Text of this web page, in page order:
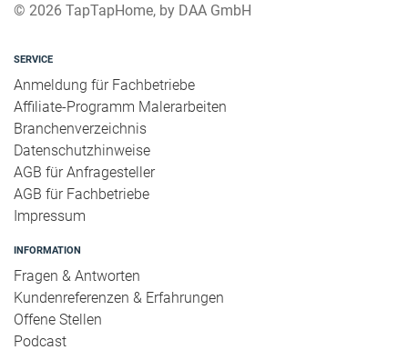
© 2026 TapTapHome, by DAA GmbH
SERVICE
Anmeldung für Fachbetriebe
Affiliate-Programm Malerarbeiten
Branchenverzeichnis
Datenschutzhinweise
AGB für Anfragesteller
AGB für Fachbetriebe
Impressum
INFORMATION
Fragen & Antworten
Kundenreferenzen & Erfahrungen
Offene Stellen
Podcast